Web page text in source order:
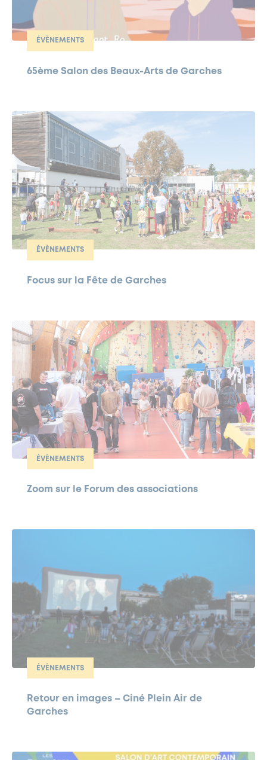
ÉVÈNEMENTS
65ème Salon des Beaux-Arts de Garches
ÉVÈNEMENTS
Focus sur la Fête de Garches
ÉVÈNEMENTS
Zoom sur le Forum des associations
ÉVÈNEMENTS
Retour en images – Ciné Plein Air de
Garches